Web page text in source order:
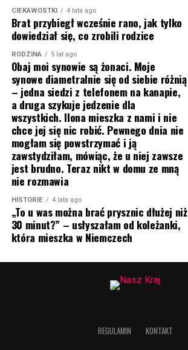
CIEKAWOSTKI 4 lata ago
Brat przybiegł wcześnie rano, jak tylko
dowiedział się, co zrobili rodzice
RODZINA 5 lat ago
Obaj moi synowie są żonaci. Moje
synowe diametralnie się od siebie różnią
– jedna siedzi z telefonem na kanapie,
a druga szykuje jedzenie dla
wszystkich. Ilona mieszka z nami i nie
chce jej się nic robić. Pewnego dnia nie
mogłam się powstrzymać i ją
zawstydziłam, mówiąc, że u niej zawsze
jest brudno. Teraz nikt w domu ze mną
nie rozmawia
HISTORIE 4 lata ago
„To u was można brać prysznic dłużej niż
30 minut?” – usłyszałam od koleżanki,
która mieszka w Niemczech
REGULAMIN KONTAKT